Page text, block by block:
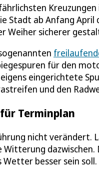
Kreuzungen
Stadt ab Anfang
Weiher sicherer
für den
eingerichtete
und den
Terminplan
nicht
Witterung
besser sein soll.